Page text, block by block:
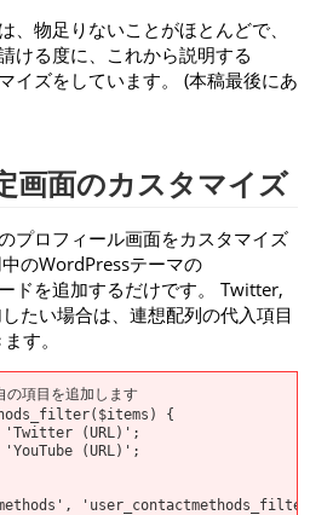
、物足りないことがほとんどで、
ける度に、これから説明する
イズをしています。 (本稿最後にあ
画面のカスタマイズ
プロフィール画面をカスタマイズ
のWordPressテーマの
ドを追加するだけです。 Twitter,
たい場合は、連想配列の代入項目
す。
項目を追加します
{
(URL)';
(URL)';